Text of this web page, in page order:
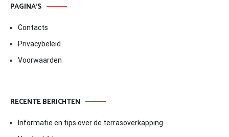
PAGINA’S
Contacts
Privacybeleid
Voorwaarden
RECENTE BERICHTEN
Informatie en tips over de terrasoverkapping